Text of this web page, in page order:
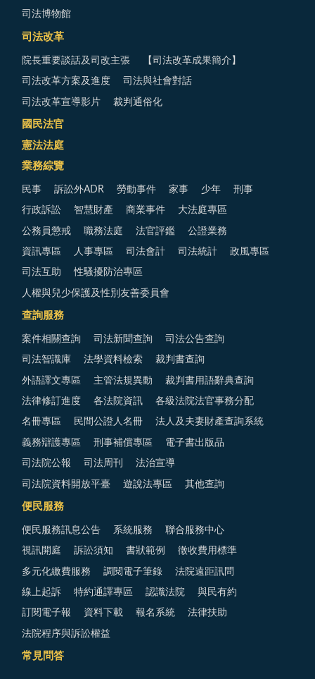
司法博物館
司法改革
院長重要談話及司改主張 【司法改革成果簡介】
司法改革方案及進度 司法與社會對話
司法改革宣導影片 裁判通俗化
國民法官
憲法法庭
業務綜覽
民事 訴訟外ADR 勞動事件 家事 少年 刑事
行政訴訟 智慧財產 商業事件 大法庭專區
公務員懲戒 職務法庭 法官評鑑 公證業務
資訊專區 人事專區 司法會計 司法統計 政風專區
司法互助 性騷擾防治專區
人權與兒少保護及性別友善委員會
查詢服務
案件相關查詢 司法新聞查詢 司法公告查詢
司法智識庫 法學資料檢索 裁判書查詢
外語譯文專區 主管法規異動 裁判書用語辭典查詢
法律修訂進度 各法院資訊 各級法院法官事務分配
名冊專區 民間公證人名冊 法人及夫妻財產查詢系統
義務辯護專區 刑事補償專區 電子書出版品
司法院公報 司法周刊 法治宣導
司法院資料開放平臺 遊說法專區 其他查詢
便民服務
便民服務訊息公告 系統服務 聯合服務中心
視訊開庭 訴訟須知 書狀範例 徵收費用標準
多元化繳費服務 調閱電子筆錄 法院遠距訊問
線上起訴 特約通譯專區 認識法院 與民有約
訂閱電子報 資料下載 報名系統 法律扶助
法院程序與訴訟權益
常見問答